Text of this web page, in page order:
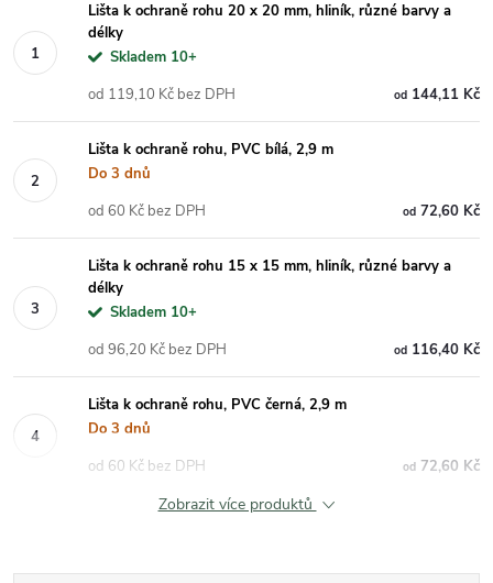
Lišta k ochraně rohu 20 x 20 mm, hliník, různé barvy a
délky
Skladem 10+
od144,11 Kč
od 119,10 Kč bez DPH
Lišta k ochraně rohu, PVC bílá, 2,9 m
Do 3 dnů
od72,60 Kč
od 60 Kč bez DPH
Lišta k ochraně rohu 15 x 15 mm, hliník, různé barvy a
délky
Skladem 10+
od116,40 Kč
od 96,20 Kč bez DPH
Lišta k ochraně rohu, PVC černá, 2,9 m
Do 3 dnů
od72,60 Kč
od 60 Kč bez DPH
Zobrazit více produktů